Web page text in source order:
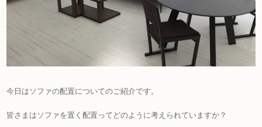
今日はソファの配置についてのご紹介です。
皆さまはソファを置く配置ってどのように考えられていますか？